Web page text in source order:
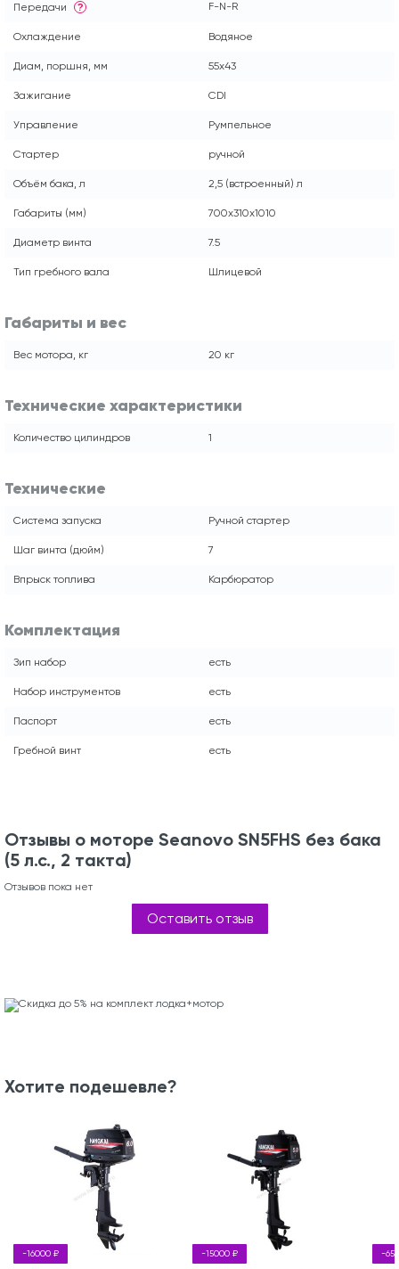
Передачи ? F-N-R
Охлаждение Водяное
Диам, поршня, мм 55x43
Зажигание CDI
Управление Румпельное
Стартер ручной
Объём бака, л 2,5 (встроенный) л
Габариты (мм) 700x310x1010
Диаметр винта 7.5
Тип гребного вала Шлицевой
Габариты и вес
Вес мотора, кг 20 кг
Технические характеристики
Количество цилиндров 1
Технические
Система запуска Ручной стартер
Шаг винта (дюйм) 7
Впрыск топлива Карбюратор
Комплектация
Зип набор есть
Набор инструментов есть
Паспорт есть
Гребной винт есть
Отзывы о моторе Seanovo SN5FHS без бака
(5 л.с., 2 такта)
Отзывов пока нет
Оставить отзыв
Хотите подешевле?
-16000 ₽ -15000 ₽ -